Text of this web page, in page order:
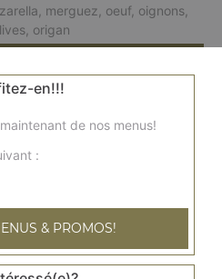
merguez, oeuf, oignons,
origan
reblochon, viande
en!!!
de nos menus!
:
& PROMOS!